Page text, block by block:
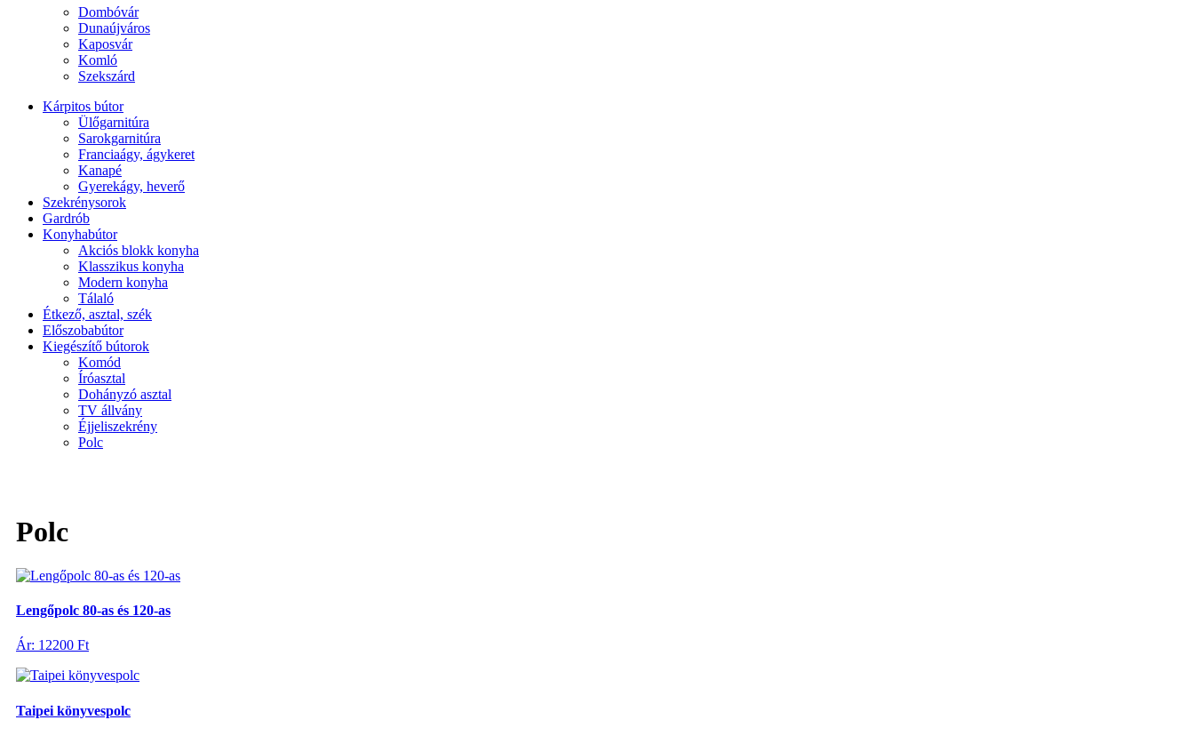
Dombóvár
Dunaújváros
Kaposvár
Komló
Szekszárd
Kárpitos bútor
Ülőgarnitúra
Sarokgarnitúra
Franciaágy, ágykeret
Kanapé
Gyerekágy, heverő
Szekrénysorok
Gardrób
Konyhabútor
Akciós blokk konyha
Klasszikus konyha
Modern konyha
Tálaló
Étkező, asztal, szék
Előszobabútor
Kiegészítő bútorok
Komód
Íróasztal
Dohányzó asztal
TV állvány
Éjjeliszekrény
Polc
Polc
Lengőpolc 80-as és 120-as
Ár: 12200 Ft
Taipei könyvespolc